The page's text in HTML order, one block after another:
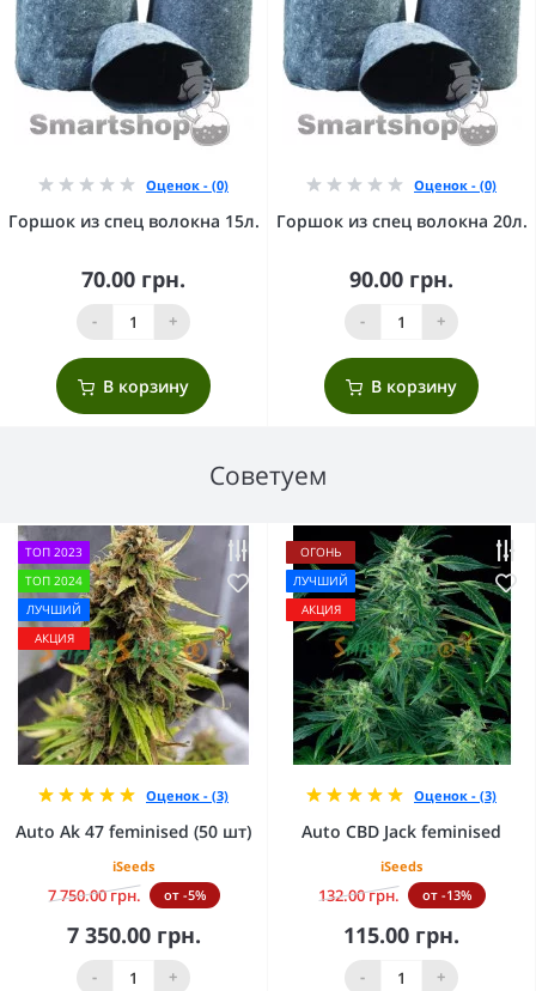
Оценок - (0)
Горшок из спец волокна 15л.
70.00 грн.
- +
В корзину
Оценок - (0)
Горшок из спец волокна 20л.
90.00 грн.
- +
В корзину
Советуем
ТОП 2023
ТОП 2024
ЛУЧШИЙ
АКЦИЯ
Оценок - (3)
Auto Ak 47 feminised (50 шт)
iSeeds
7 750.00 грн. от -5%
7 350.00 грн.
- +
ОГОНЬ
ЛУЧШИЙ
АКЦИЯ
Оценок - (3)
Auto CBD Jack feminised
iSeeds
132.00 грн. от -13%
115.00 грн.
- +